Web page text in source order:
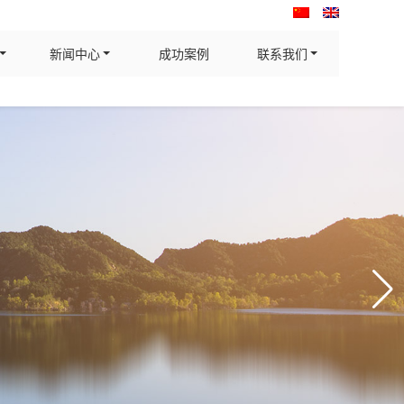
新闻中心 成功案例 联系我们